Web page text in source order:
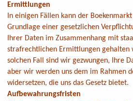
Ermittlungen
In einigen Fällen kann der
Grundlage einer gesetzlichen
Ihrer Daten im Zusammenhang mit
strafrechtlichen Ermittlungen gehalten
solchen Fall sind wir gezwungen, Ihre
aber wir werden uns dem im Rahmen
widersetzen, die uns das Gesetz bietet.
Aufbewahrungsfristen